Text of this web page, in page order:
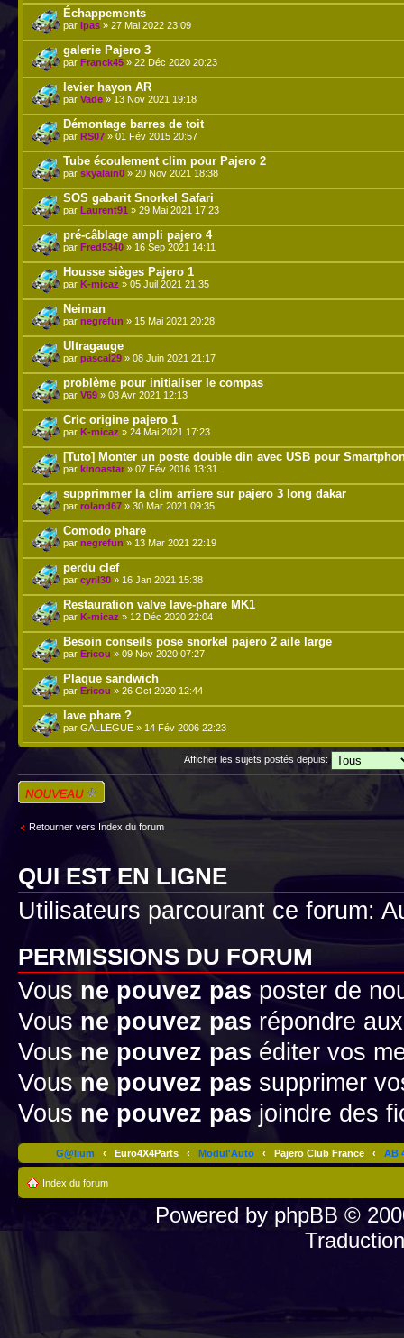
Échappements
par Ipas » 27 Mai 2022 23:09
galerie Pajero 3
par Franck45 » 22 Déc 2020 20:23
levier hayon AR
par Vade » 13 Nov 2021 19:18
Démontage barres de toit
par RS07 » 01 Fév 2015 20:57
Tube écoulement clim pour Pajero 2
par skyalain0 » 20 Nov 2021 18:38
SOS gabarit Snorkel Safari
par Laurent91 » 29 Mai 2021 17:23
pré-câblage ampli pajero 4
par Fred5340 » 16 Sep 2021 14:11
Housse sièges Pajero 1
par K-micaz » 05 Juil 2021 21:35
Neiman
par negrefun » 15 Mai 2021 20:28
Ultragauge
par pascal29 » 08 Juin 2021 21:17
problème pour initialiser le compas
par V69 » 08 Avr 2021 12:13
Cric origine pajero 1
par K-micaz » 24 Mai 2021 17:23
[Tuto] Monter un poste double din avec USB pour
par kinoastar » 07 Fév 2016 13:31
supprimmer la clim arriere sur pajero 3 long dakar
par roland67 » 30 Mar 2021 09:35
Comodo phare
par negrefun » 13 Mar 2021 22:19
perdu clef
par cyril30 » 16 Jan 2021 15:38
Restauration valve lave-phare MK1
par K-micaz » 12 Déc 2020 22:04
Besoin conseils pose snorkel pajero 2 aile large
par Ericou » 09 Nov 2020 07:27
Plaque sandwich
par Ericou » 26 Oct 2020 12:44
lave phare ?
par GALLEGUE » 14 Fév 2006 22:23
Afficher les sujets postés depuis:
Écrire un nouveau
sujet
Retourner vers Index du forum
QUI EST EN LIGNE
Utilisateurs parcourant ce forum:
PERMISSIONS DU FORUM
Vous ne pouvez pas poster de
Vousne pouvez pas répondre
Vousne pouvez pas éditer vos
Vous ne pouvez pas supprimer
Vous ne pouvez pas joindre des
G@lium ‹ Euro4X4Parts ‹ Modul'Auto ‹ Pajero Club France ‹ AB
Index du forum
Powered by phpBB ©